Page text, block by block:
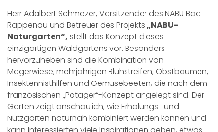
Herr Adalbert Schmezer, Vorsitzender des NABU Bad
Rappenau und Betreuer des Projekts „NABU-
Naturgarten“, stellt das Konzept dieses
einzigartigen Waldgartens vor. Besonders
hervorzuheben sind die Kombination von
Magerwiese, mehrjährigen Blühstreifen, Obstbäumen,
Insektennisthilfen und Gemüsebeeten, die nach dem
französischen „Potager“-Konzept angelegt sind. Der
Garten zeigt anschaulich, wie Erholungs- und
Nutzgarten naturnah kombiniert werden können und